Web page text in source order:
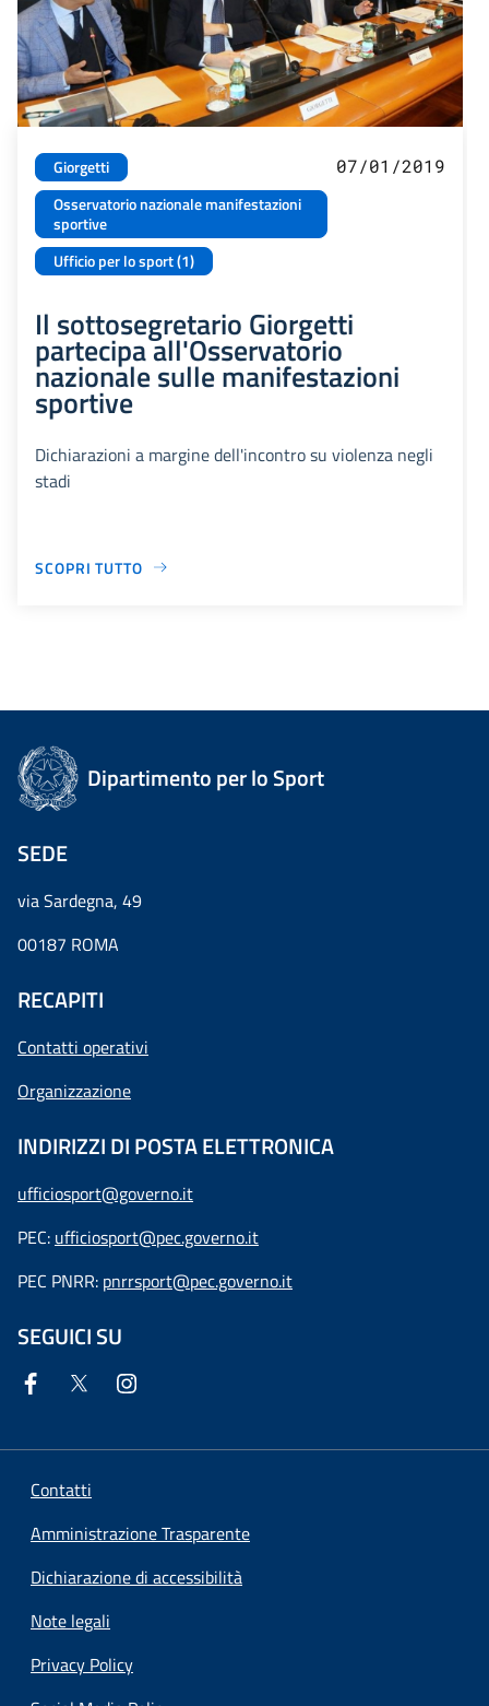
Giorgetti
Osservatorio nazionale manifestazioni
sportive
Ufficio per lo sport (1)
07/01/2019
Il sottosegretario Giorgetti
partecipa all'Osservatorio
nazionale sulle manifestazioni
sportive
Dichiarazioni a margine dell'incontro su violenza negli
stadi
SCOPRI TUTTO
Dipartimento per lo Sport
SEDE
via Sardegna, 49
00187 ROMA
RECAPITI
Contatti operativi
Organizzazione
INDIRIZZI DI POSTA ELETTRONICA
ufficiosport@governo.it
PEC: ufficiosport@pec.governo.it
PEC PNRR: pnrrsport@pec.governo.it
SEGUICI SU
Contatti
Amministrazione Trasparente
Dichiarazione di accessibilità
Note legali
Privacy Policy